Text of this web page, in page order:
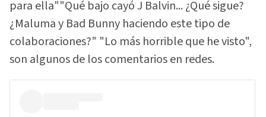
para ella""Qué bajo cayó J Balvin... ¿Qué sigue?
¿Maluma y Bad Bunny haciendo este tipo de
colaboraciones?" "Lo más horrible que he visto",
son algunos de los comentarios en redes.